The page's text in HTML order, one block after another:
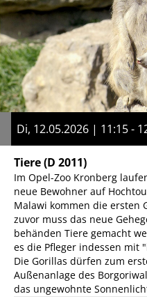
Di, 12.05.2026 | 11:15 -
Tiere(D 2011)
Im Opel-Zoo Kronberg
neue Bewohner auf
Malawi kommen die ersten
zuvor muss das neue
behänden Tiere gemacht
es die Pfleger indessen mit
Die Gorillas dürfen zum
Außenanlage des
das ungewohnte